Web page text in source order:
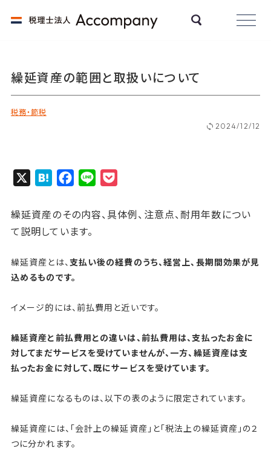
繰延資産の範囲と取扱いについて
税務・節税
2024/12/12
H
t
e
a
c
e
o
o
n
c
t
繰延資産のその内容、具体例、注意点、耐用年数につい
て説明しています。
繰延資産とは、支払い後の経費のうち、経営上、長期間効果が見
込めるものです。
イメージ的には、前払費用と近いです。
繰延資産と前払費用との違いは、前払費用は、支払ったお金に
対してまだサービスを受けていませんが、一方、繰延資産は支
払ったお金に対して、既にサービスを受けています。
繰延資産になるものは、以下の表のように限定されています。
繰延資産には、「会計上の繰延資産」と「税法上の繰延資産」の２
つに分かれます。